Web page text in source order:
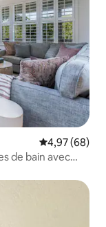
Évaluation
4,97 (68)
de bain avec